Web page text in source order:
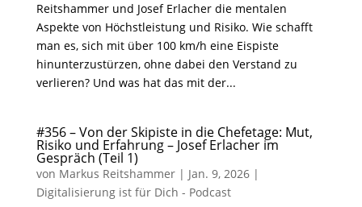
Reitshammer und Josef Erlacher die mentalen
Aspekte von Höchstleistung und Risiko. Wie schafft
man es, sich mit über 100 km/h eine Eispiste
hinunterzustürzen, ohne dabei den Verstand zu
verlieren? Und was hat das mit der...
#356 – Von der Skipiste in die Chefetage: Mut,
Risiko und Erfahrung – Josef Erlacher im
Gespräch (Teil 1)
von Markus Reitshammer| Jan. 9, 2026|
Digitalisierung ist für Dich - Podcast